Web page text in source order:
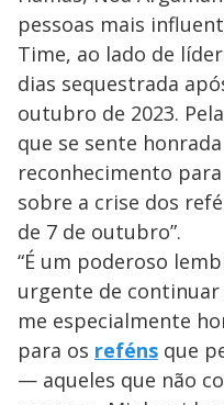
pessoas mais
Time, ao lado de
dias sequestrada
outubro de 2023.
que se sente
reconhecimento
sobre a crise dos
de 7 de outubro”.
“É um poderoso
urgente de
me especialmente
para os reféns que
— aqueles que não